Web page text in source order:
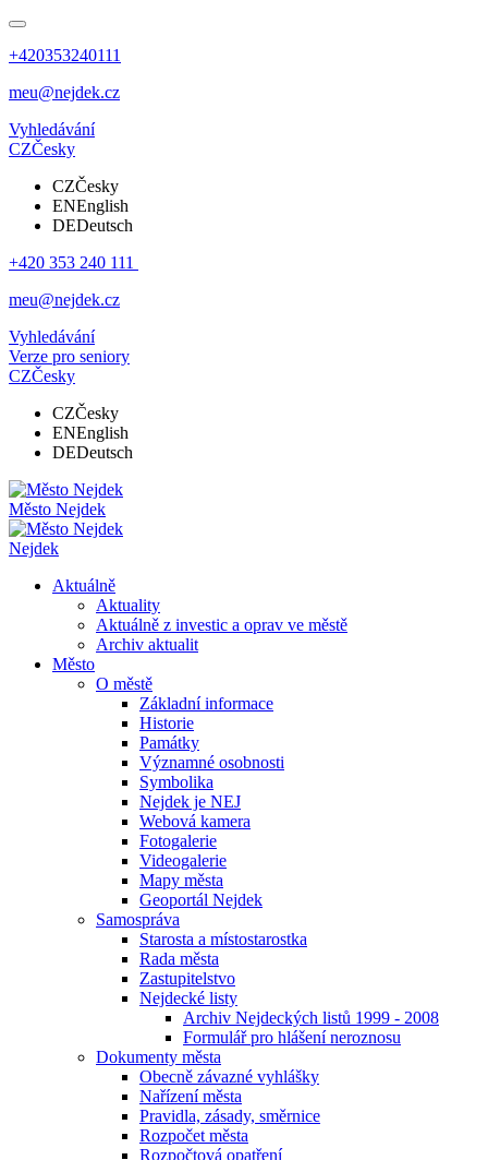
+420353240111
meu@nejdek.cz
Vyhledávání
CZČesky
CZČesky
ENEnglish
DEDeutsch
+420 353 240 111
meu@nejdek.cz
Vyhledávání
Verze pro seniory
CZČesky
CZČesky
ENEnglish
DEDeutsch
Město Nejdek
Nejdek
Aktuálně
Aktuality
Aktuálně z investic a oprav ve městě
Archiv aktualit
Město
O městě
Základní informace
Historie
Památky
Významné osobnosti
Symbolika
Nejdek je NEJ
Webová kamera
Fotogalerie
Videogalerie
Mapy města
Geoportál Nejdek
Samospráva
Starosta a místostarostka
Rada města
Zastupitelstvo
Nejdecké listy
Archiv Nejdeckých listů 1999 - 2008
Formulář pro hlášení neroznosu
Dokumenty města
Obecně závazné vyhlášky
Nařízení města
Pravidla, zásady, směrnice
Rozpočet města
Rozpočtová opatření